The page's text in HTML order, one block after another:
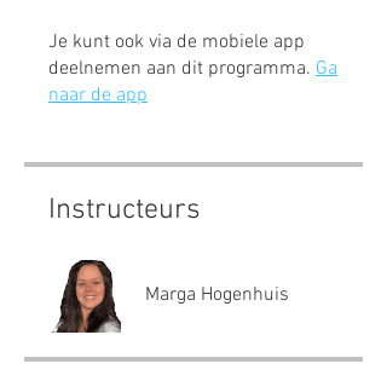
Je kunt ook via de mobiele app
deelnemen aan dit programma. Ga
naar de app
Instructeurs
Marga Hogenhuis